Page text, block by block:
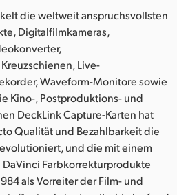
die weltweit anspruchsvollsten
Digitalfilmkameras,
Live-
Waveform-Monitore sowie
Kino-, Postproduktions- und
DeckLink Capture-Karten hat
Qualität und Bezahlbarkeit die
und die mit einem
Farbkorrekturprodukte
als Vorreiter der Film- und